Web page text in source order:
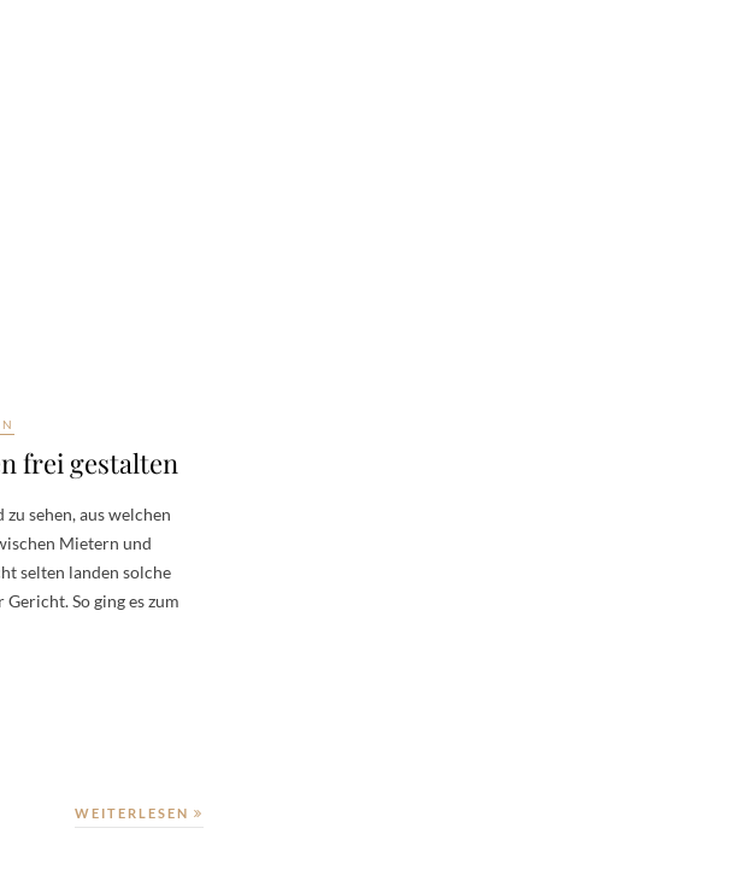
frei gestalten
sehen, aus welchen
Mietern und
selten landen solche
So ging es zum
WEITERLESEN